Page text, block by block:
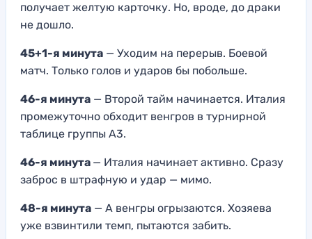
получает желтую карточку. Но, вроде, до драки
не дошло.
45+1-я минута — Уходим на перерыв. Боевой
матч. Только голов и ударов бы побольше.
46-я минута — Второй тайм начинается. Италия
промежуточно обходит венгров в турнирной
таблице группы А3.
46-я минута — Италия начинает активно. Сразу
заброс в штрафную и удар — мимо.
48-я минута — А венгры огрызаются. Хозяева
уже взвинтили темп, пытаются забить.